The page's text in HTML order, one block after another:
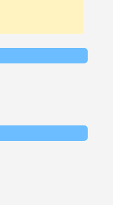
traffic/